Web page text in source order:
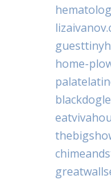
home-